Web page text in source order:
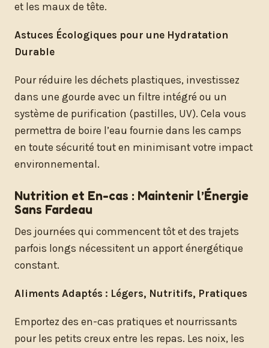
et les maux de tête.
Astuces Écologiques pour une Hydratation
Durable
Pour réduire les déchets plastiques, investissez
dans une gourde avec un filtre intégré ou un
système de purification (pastilles, UV). Cela vous
permettra de boire l’eau fournie dans les camps
en toute sécurité tout en minimisant votre impact
environnemental.
Nutrition et En-cas : Maintenir l’Énergie
Sans Fardeau
Des journées qui commencent tôt et des trajets
parfois longs nécessitent un apport énergétique
constant.
Aliments Adaptés : Légers, Nutritifs, Pratiques
Emportez des en-cas pratiques et nourrissants
pour les petits creux entre les repas. Les noix, les